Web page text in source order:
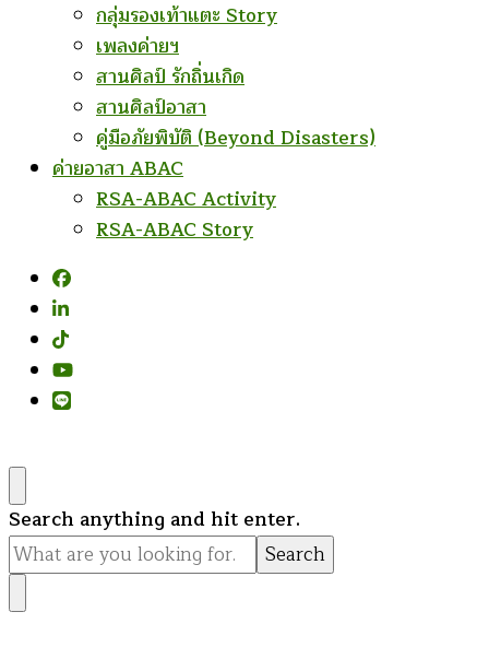
กลุ่มรองเท้าแตะ Story
เพลงค่ายฯ
สานศิลป์ รักถิ่นเกิด
สานศิลป์อาสา
คู่มือภัยพิบัติ (Beyond Disasters)
ค่ายอาสา ABAC
RSA-ABAC Activity
RSA-ABAC Story
Looking
for
Something?
Search anything and hit enter.